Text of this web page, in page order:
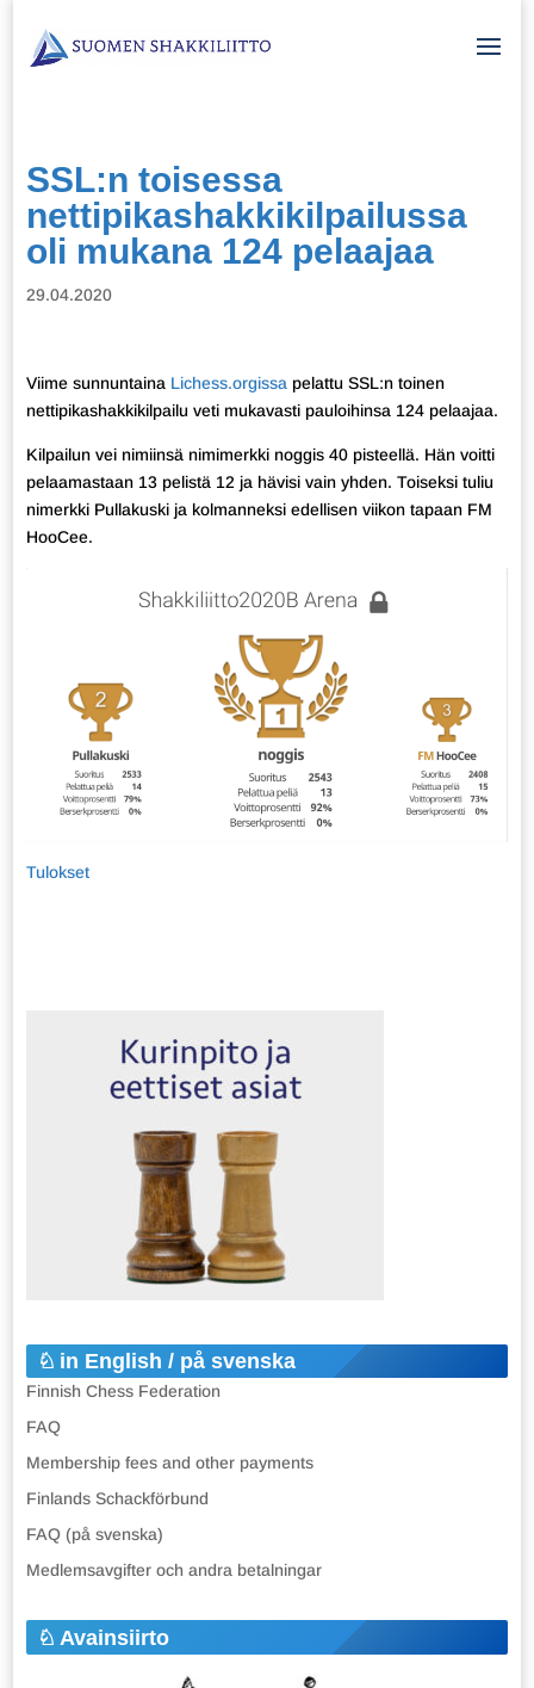
SSL:n toisessa
nettipikashakkikilpailussa
oli mukana 124 pelaajaa
29.04.2020
Viime sunnuntaina Lichess.orgissa pelattu SSL:n toinen
nettipikashakkikilpailu veti mukavasti pauloihinsa 124 pelaajaa.
Kilpailun vei nimiinsä nimimerkki noggis 40 pisteellä. Hän voitti
pelaamastaan 13 pelistä 12 ja hävisi vain yhden. Toiseksi tuliu
nimerkki Pullakuski ja kolmanneksi edellisen viikon tapaan FM
HooCee.
Tulokset
in English / på svenska
Finnish Chess Federation
FAQ
Membership fees and other payments
Finlands Schackförbund
FAQ (på svenska)
Medlemsavgifter och andra betalningar
Avainsiirto